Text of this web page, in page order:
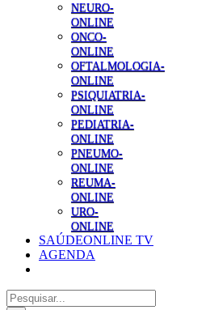
NEURO-
ONLINE
ONCO-
ONLINE
OFTALMOLOGIA-
ONLINE
PSIQUIATRIA-
ONLINE
PEDIATRIA-
ONLINE
PNEUMO-
ONLINE
REUMA-
ONLINE
URO-
ONLINE
SAÚDEONLINE TV
AGENDA
Pesquisar